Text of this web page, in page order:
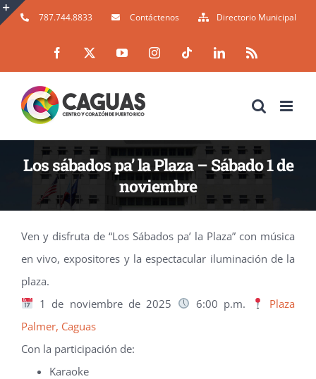
Skip
787.744.8833 Contáctenos Directorio Municipal
Facebook YouTubeInstagramTiktok LinkedIn
Los sábados pa’ la Plaza – Sábado 1 de
noviembre
Ven y disfruta de “Los Sábados pa’ la Plaza” con música
en vivo, expositores y la espectacular iluminación de la
plaza.
1 de noviembre de 2025
6:00 p.m.
Plaza
Palmer, Caguas
Con la participación de:
Karaoke